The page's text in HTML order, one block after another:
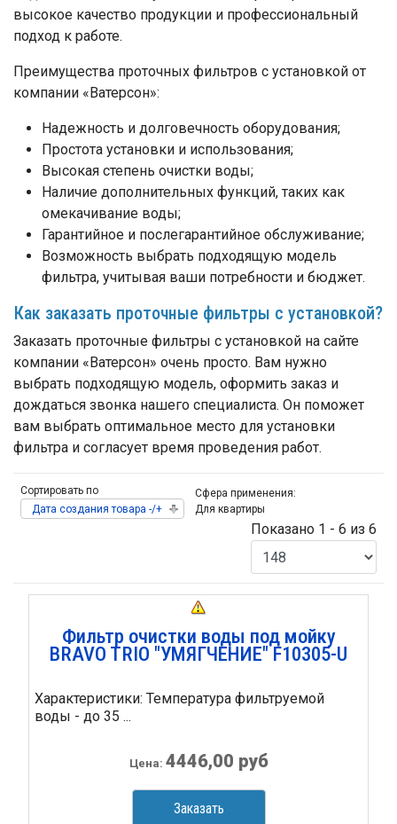
высокое качество продукции и профессиональный
подход к работе.
Преимущества проточных фильтров с установкой от
компании «Ватерсон»:
Надежность и долговечность оборудования;
Простота установки и использования;
Высокая степень очистки воды;
Наличие дополнительных функций, таких как
омекачивание воды;
Гарантийное и послегарантийное обслуживание;
Возможность выбрать подходящую модель
фильтра, учитывая ваши потребности и бюджет.
Как заказать проточные фильтры с установкой?
Заказать проточные фильтры с установкой на сайте
компании «Ватерсон» очень просто. Вам нужно
выбрать подходящую модель, оформить заказ и
дождаться звонка нашего специалиста. Он поможет
вам выбрать оптимальное место для установки
фильтра и согласует время проведения работ.
Сортировать по
Дата создания товара -/+
Сфера применения:
Для квартиры
Показано 1 - 6 из 6
Фильтр очистки воды под мойку
BRAVO TRIO "УМЯГЧЕНИЕ" F10305-U
Характеристики: Температура фильтруемой
воды - до 35 ...
Цена: 4446,00 руб
Заказать